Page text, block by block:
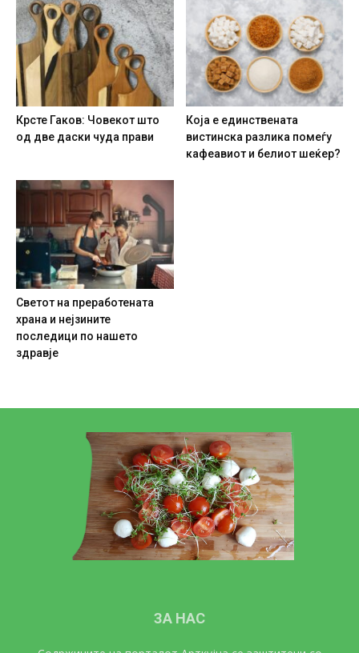
Крсте Гаков: Човекот што
од две даски чуда прави
Која е единствената
вистинска разлика помеѓу
кафеавиот и белиот шеќер?
Светот на преработената
храна и нејзините
последици по нашето
здравје
ЗА НАС